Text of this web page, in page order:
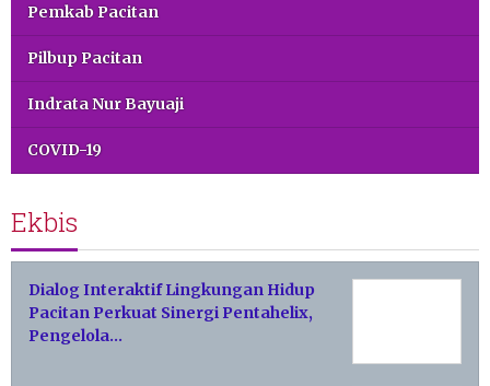
Pemkab Pacitan
Pilbup Pacitan
Indrata Nur Bayuaji
COVID-19
Ekbis
Dialog Interaktif Lingkungan Hidup
Pacitan Perkuat Sinergi Pentahelix,
Pengelola…